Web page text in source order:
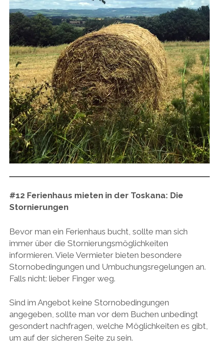
#12 Ferienhaus mieten in der Toskana: Die
Stornierungen
Bevor man ein Ferienhaus bucht, sollte man sich
immer über die Stornierungsmöglichkeiten
informieren. Viele Vermieter bieten besondere
Stornobedingungen und Umbuchungsregelungen an.
Falls nicht: lieber Finger weg.
Sind im Angebot keine Stornobedingungen
angegeben, sollte man vor dem Buchen unbedingt
gesondert nachfragen, welche Möglichkeiten es gibt,
um auf der sicheren Seite zu sein.